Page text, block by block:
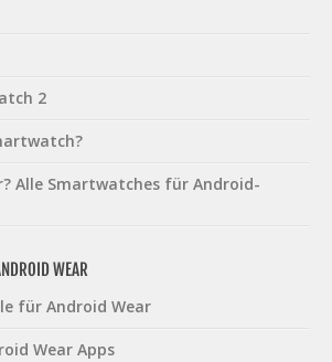
2
Alle Smartwatches für Android-
WEAR
für Android Wear
Wear Apps